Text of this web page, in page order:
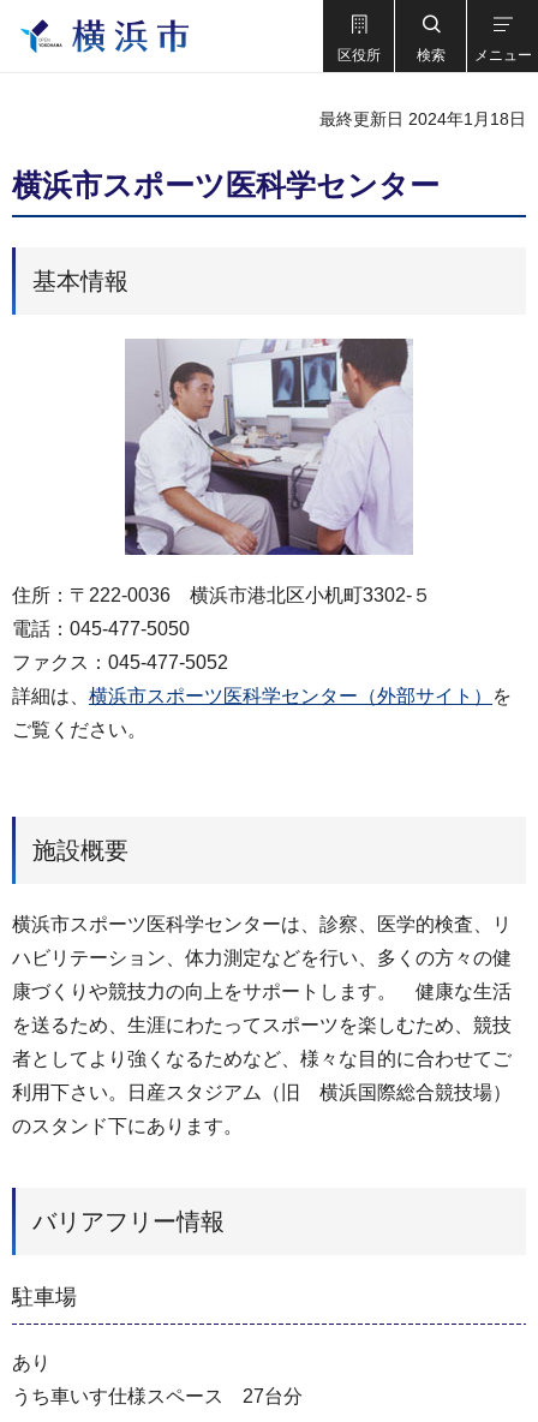
区役所 検索 メニュー
最終更新日 2024年1月18日
横浜市スポーツ医科学センター
基本情報
住所：〒222-0036 横浜市港北区小机町3302-５
電話：045-477-5050
ファクス：045-477-5052
詳細は、 横浜市スポーツ医科学センター（外部サイト）
を
ご覧ください。
施設概要
横浜市スポーツ医科学センターは、診察、医学的検査、リ
ハビリテーション、体力測定などを行い、多くの方々の健
康づくりや競技力の向上をサポートします。 健康な生活
を送るため、生涯にわたってスポーツを楽しむため、競技
者としてより強くなるためなど、様々な目的に合わせてご
利用下さい。日産スタジアム（旧 横浜国際総合競技場）
のスタンド下にあります。
バリアフリー情報
駐車場
あり
うち車いす仕様スペース 27台分